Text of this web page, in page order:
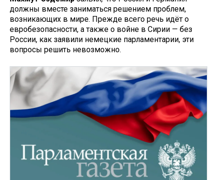
должны вместе заниматься решением проблем,
возникающих в мире. Прежде всего речь идёт о
евробезопасности, а также о войне в Сирии — без
России, как заявили немецкие парламентарии, эти
вопросы решить невозможно.